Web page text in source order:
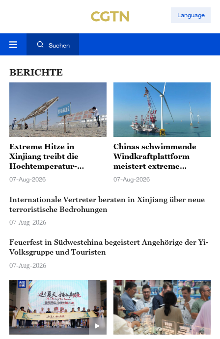
Language
Suchen
BERICHTE
Extreme Hitze in
Xinjiang treibt die
Hochtemperatur-
Testindustrie an
07-Aug-2026
Chinas schwimmende
Windkraftplattform
meistert extreme
Herausforderungen mit
innovativen
Technologien
07-Aug-2026
Internationale Vertreter beraten in Xinjiang über neue
terroristische Bedrohungen
07-Aug-2026
Feuerfest in Südwestchina begeistert Angehörige der Yi-
Volksgruppe und Touristen
07-Aug-2026